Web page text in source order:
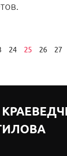
24 25 26 27